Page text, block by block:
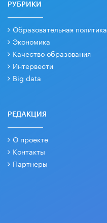
РУБРИКИ
Образовательная политика
Экономика
Качество образования
Интервести
Big data
РЕДАКЦИЯ
О проекте
Контакты
Партнеры